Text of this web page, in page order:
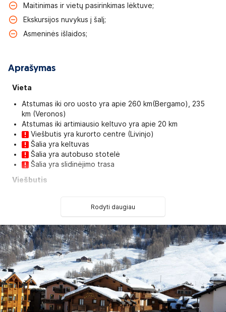
Maitinimas ir vietų pasirinkimas lėktuve;
Ekskursijos nuvykus į šalį;
Asmeninės išlaidos;
Aprašymas
Vieta
Atstumas iki oro uosto yra apie 260 km(Bergamo), 235
km (Veronos)
Atstumas iki artimiausio keltuvo yra apie 20 km
Viešbutis yra kurorto centre (Livinjo)
Šalia yra keltuvas
Šalia yra autobuso stotelė
Šalia yra slidinėjimo trasa
Viešbutis
Kambarių skaičius – 43
A'la carte restoranas (mokama)
Picerija (mokama)
Pusryčių kambarys
Kavinė (mokama)
Baras hole (mokama)
TV kambarys
Bevielis internetas
Lagaminų saugojimo kambarys
Automobilių stovėjimo aikštelė
Rodyti daugiau